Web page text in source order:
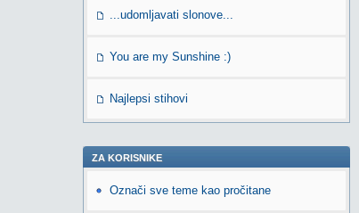
...udomljavati slonove...
You are my Sunshine :)
Najlepsi stihovi
ZA KORISNIKE
Označi sve teme kao pročitane